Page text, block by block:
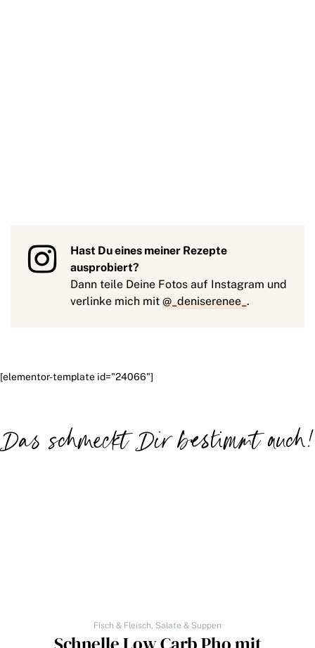
Hast Du eines meiner Rezepte
ausprobiert?
Dann teile Deine Fotos auf Instagram und
verlinke mich mit @_deniserenee_.
[elementor-template id="24066"]
Das schmeckt Dir bestimmt auch!
Fisch & Fleisch, Salate & Suppen